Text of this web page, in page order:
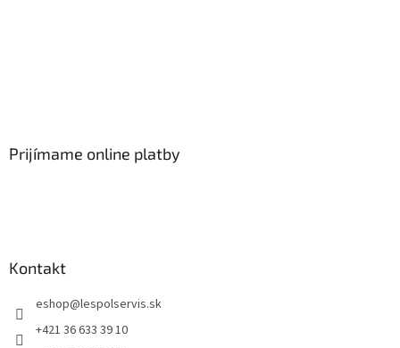
Prijímame online platby
Kontakt
eshop@lespolservis.sk
+421 36 633 39 10